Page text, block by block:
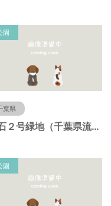
園
葉県
初石２号緑地（千葉県流山市）
園